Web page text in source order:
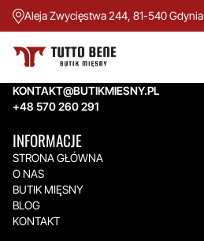
Aleja Zwycięstwa 244, 81-540 Gdynia
TUTTO BENE BUTIK MIĘSNY
Aleja Zwycięstwa 244,
KONTAKT@BUTIKMIESNY.PL
+48 570 260 291
INFORMACJE
STRONA GŁÓWNA
O NAS
BUTIK MIĘSNY
BLOG
KONTAKT